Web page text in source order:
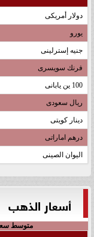
دولار أمريكى
يورو
جنيه إسترلينى
فرنك سويسرى
100 ين يابانى
ريال سعودى
دينار كويتى
درهم اماراتى
اليوان الصينى
أسعار الذهب
متوسط سعر